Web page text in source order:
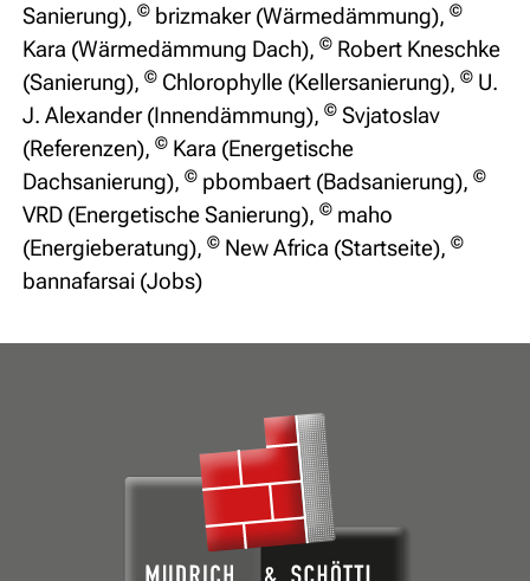
Sanierung), © brizmaker (Wärmedämmung), ©
Kara (Wärmedämmung Dach), © Robert Kneschke
(Sanierung), © Chlorophylle (Kellersanierung), © U.
J. Alexander (Innendämmung), © Svjatoslav
(Referenzen), © Kara (Energetische
Dachsanierung), © pbombaert (Badsanierung), ©
VRD (Energetische Sanierung), © maho
(Energieberatung), © New Africa (Startseite), ©
bannafarsai (Jobs)